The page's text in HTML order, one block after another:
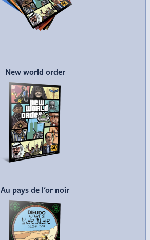
New world order
Commander
Au pays de l'or noir
Commander